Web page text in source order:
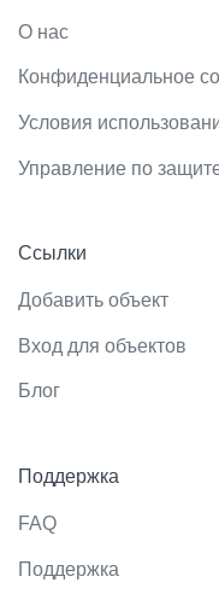
О нас
Конфиденциальное
Условия
Управление по
Ссылки
Добавить объект
Вход для объектов
Блог
Поддержка
FAQ
Поддержка